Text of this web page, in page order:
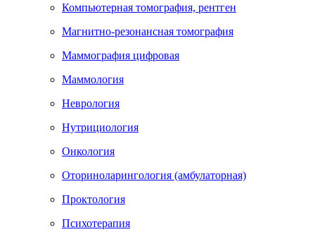
Компьютерная томография, рентген
Магнитно-резонансная томография
Маммография цифровая
Маммология
Неврология
Нутрициология
Онкология
Оториноларингология (амбулаторная)
Проктология
Психотерапия